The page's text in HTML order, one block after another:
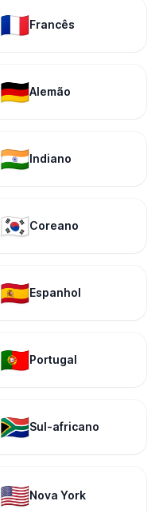
🇫🇷Francês
🇩🇪Alemão
🇮🇳Indiano
🇰🇷Coreano
🇪🇸Espanhol
🇵🇹Portugal
🇿🇦Sul-africano
🇺🇸Nova York